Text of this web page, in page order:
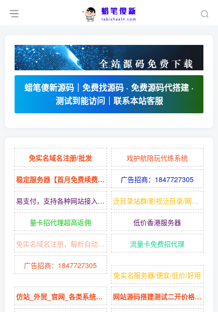
蜡笔傻新源码｜免费找源码 · 免费源码代搭建 ·
测试到能访问｜联系本站客服
免实名域名注册/批发 戏护航陪玩代练系统
稳定服务器【首月免费续费9元】 广告招商：1847727305
易支付，支持各种网站接入的支付平台 泛目录站群/影视泛目录/网站源码
量卡招代理超高返佣 低价香港服务器
免实名域名注册，解析自动隐藏源站IP 流量卡免费招代理
广告招商：1847727305
免实名服务器/便宜/低价/好用
仿站_外贸_官网_各类系统网站定制 网站源码搭建测试二开价格低廉